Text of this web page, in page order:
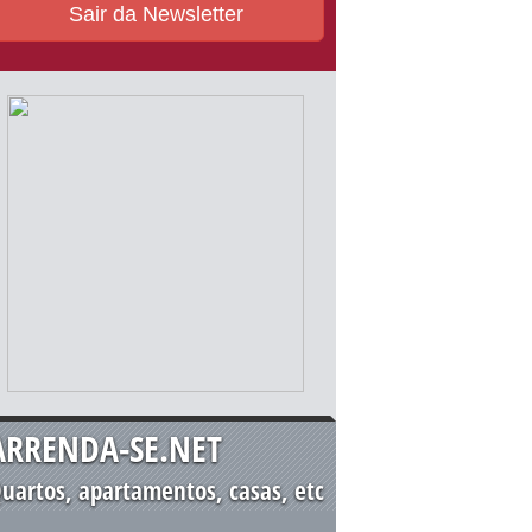
Sair da Newsletter
SE.NET
apartamentos, casas, etc